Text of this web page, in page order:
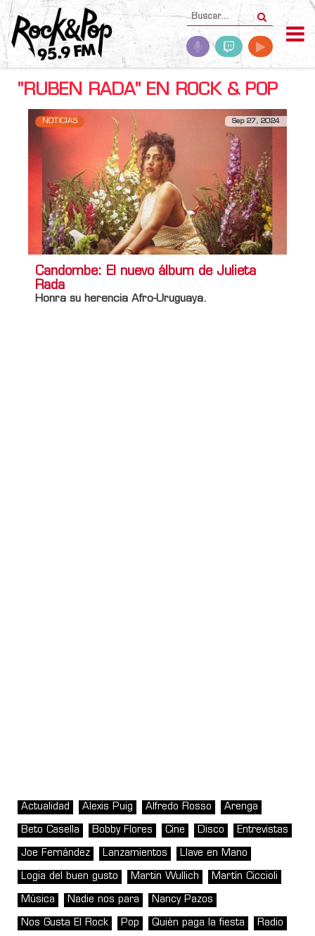
"RUBEN RADA" EN ROCK & POP
NOTICIAS Sep 27, 2024
Candombe: El nuevo álbum de Julieta
Rada
Honra su herencia Afro-Uruguaya.
Actualidad Alexis Puig Alfredo Rosso Arenga
Beto Casella Bobby Flores Cine Disco Entrevistas
Joe Fernández Lanzamientos Llave en Mano
Logia del buen gusto Martin Wullich Martín Ciccioli
Música Nadie nos para Nancy Pazos
Nos Gusta El Rock Pop Quién paga la fiesta Radio